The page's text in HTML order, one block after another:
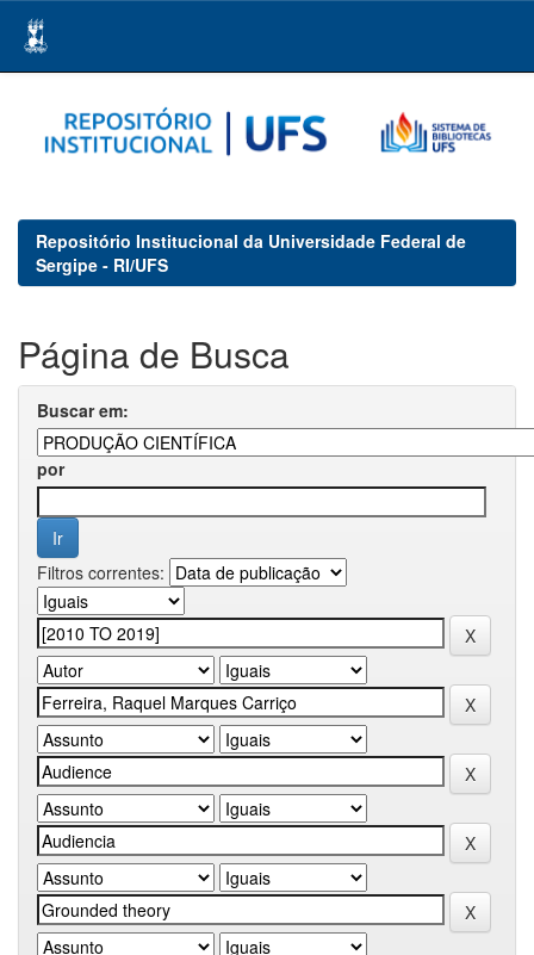
navigation
Repositório Institucional da Universidade Federal de
Sergipe - RI/UFS
Página de Busca
Buscar em:
por
Filtros correntes: